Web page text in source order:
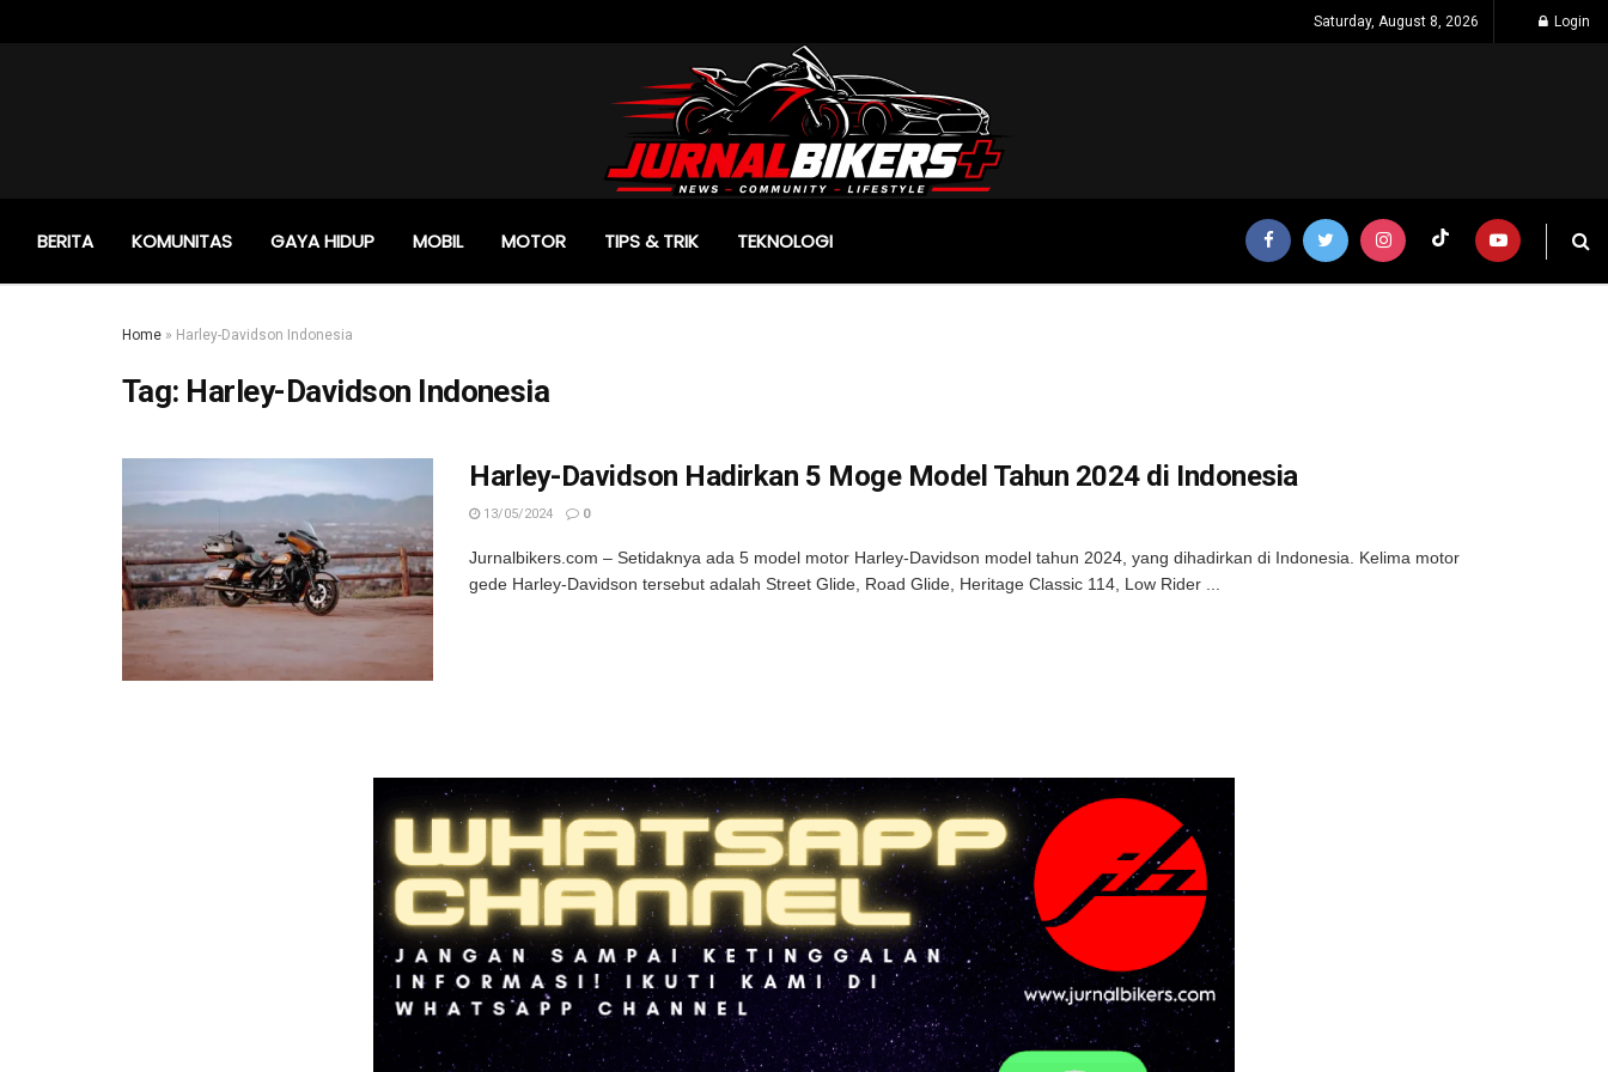
Saturday, August 8, 2026 Login
BERITA KOMUNITAS GAYA HIDUP MOBIL MOTOR TIPS & TRIK TEKNOLOGI
Home » Harley-Davidson Indonesia
Tag: Harley-Davidson Indonesia
Harley-Davidson Hadirkan 5 Moge Model Tahun 2024 di Indonesia
13/05/2024 0
Jurnalbikers.com – Setidaknya ada 5 model motor Harley-Davidson model tahun 2024, yang dihadirkan di Indonesia. Kelima motor
gede Harley-Davidson tersebut adalah Street Glide, Road Glide, Heritage Classic 114, Low Rider ...